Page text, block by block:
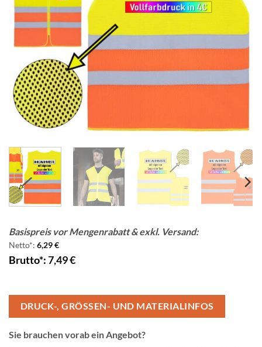
Basispreis vor Mengenrabatt & exkl. Versand:
Netto*: 6,29€
Brutto*:7,49€
DRUCK-, GRÖSSEN- UND MATERIALINFOS
Sie brauchen vorab ein Angebot?